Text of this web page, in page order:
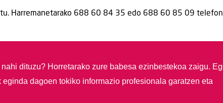
Harremanetarako 688 60 84 35 edo 688 60 85 09
dituzu? Horretarako zure babesa ezinbestekoa zaigu.
dagoen tokiko informazio profesionala garatzen eta